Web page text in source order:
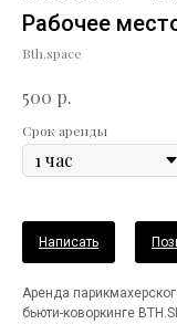
Рабочее
Bth.space
500 р.
Срок аренды
Написать
Аренда
бьюти-коворкинге